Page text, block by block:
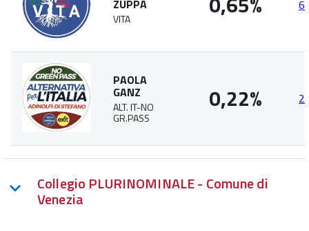
ZUPPA
VITA
PAOLA
GANZ
ALT. IT-NO
GR.PASS
0,22%
Collegio PLURINOMINALE - Comune di
Venezia